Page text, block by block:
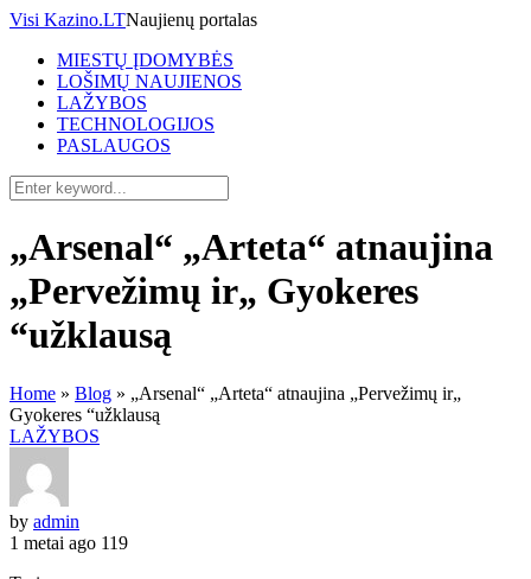
Visi Kazino.LTNaujienų portalas
MIESTŲ ĮDOMYBĖS
LOŠIMŲ NAUJIENOS
LAŽYBOS
TECHNOLOGIJOS
PASLAUGOS
„Arsenal“ „Arteta“ atnaujina
„Pervežimų ir„ Gyokeres
“užklausą
Home » Blog » „Arsenal“ „Arteta“ atnaujina „Pervežimų ir„
Gyokeres “užklausą
LAŽYBOS
by admin
1 metai ago 119